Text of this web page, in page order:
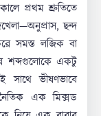
প্রথম শ্রুতিতে
ছন্দ
সমস্ত লজিক বা
শব্দগুলোকে একটু
ভীষণভাবে
এক মিক্সড